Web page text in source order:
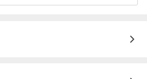
니다.